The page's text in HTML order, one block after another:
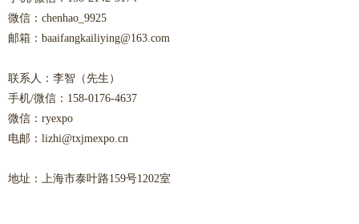
微信：chenhao_9925
邮箱：baaifangkailiying@163.com
联系人：李智（先生）
手机/微信：158-0176-4637
微信：ryexpo
电邮：lizhi@txjmexpo.cn
地址：上海市泰叶路159号1202室